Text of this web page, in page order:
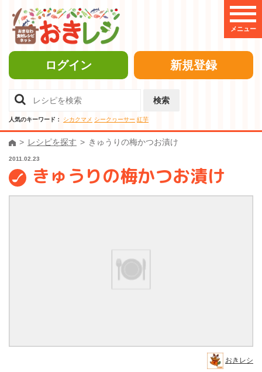
メニュー
ログイン 新規登録
検索
人気のキーワード： シカクマメ シークヮーサー 紅芋
レシピを探す きゅうりの梅かつお漬け
2011.02.23
きゅうりの梅かつお漬け
おきレシ